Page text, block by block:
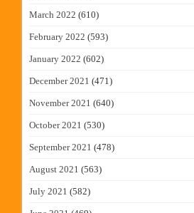
March 2022 (610)
February 2022 (593)
January 2022 (602)
December 2021 (471)
November 2021 (640)
October 2021 (530)
September 2021 (478)
August 2021 (563)
July 2021 (582)